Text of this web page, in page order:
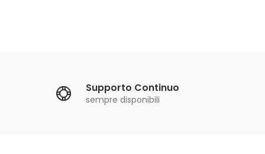
Supporto Continuo
sempre disponibili